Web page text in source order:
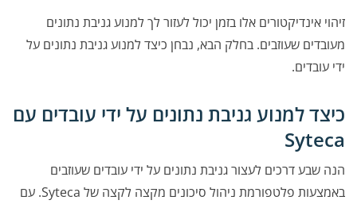
זיהוי אינדיקטורים אלו בזמן יכול לעזור לך למנוע גניבת נתונים
מעובדים שעוזבים. בחלק הבא, נבחן כיצד למנוע גניבת נתונים על
ידי עובדים.
כיצד למנוע גניבת נתונים על ידי עובדים עם
Syteca
הנה שבע דרכים לעצור גניבת נתונים על ידי עובדים שעוזבים
באמצעות פלטפורמת ניהול סיכונים מקצה לקצה של Syteca. עם